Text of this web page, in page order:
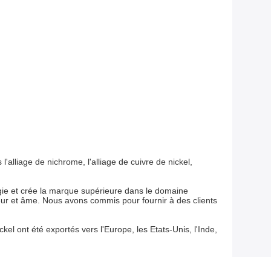
de nichrome, l'alliage de cuivre de nickel,
et crée la marque supérieure dans le domaine
et âme. Nous avons commis pour fournir à des clients
ont été exportés vers l'Europe, les Etats-Unis, l'Inde,